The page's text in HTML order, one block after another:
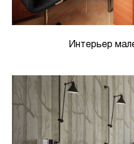
Интерьер